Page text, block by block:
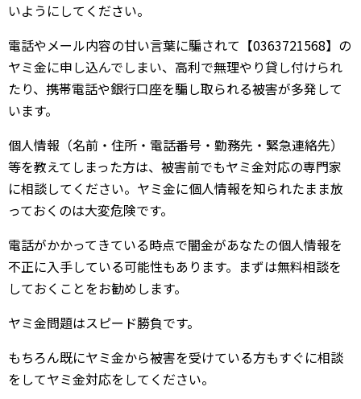
いようにしてください。
電話やメール内容の甘い言葉に騙されて【0363721568】の
ヤミ金に申し込んでしまい、高利で無理やり貸し付けられ
たり、携帯電話や銀行口座を騙し取られる被害が多発して
います。
個人情報（名前・住所・電話番号・勤務先・緊急連絡先）
等を教えてしまった方は、被害前でもヤミ金対応の専門家
に相談してください。ヤミ金に個人情報を知られたまま放
っておくのは大変危険です。
電話がかかってきている時点で闇金があなたの個人情報を
不正に入手している可能性もあります。まずは無料相談を
しておくことをお勧めします。
ヤミ金問題はスピード勝負です。
もちろん既にヤミ金から被害を受けている方もすぐに相談
をしてヤミ金対応をしてください。